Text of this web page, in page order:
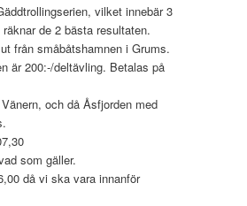
vilket innebär 3
de 2 bästa resultaten.
från småbåtshamnen i Grums.
är 200:-/deltävling. Betalas på
och då Åsfjorden med
som gäller.
då vi ska vara innanför